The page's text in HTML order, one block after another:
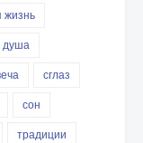
жизнь
душа
сглаз
сон
традиции